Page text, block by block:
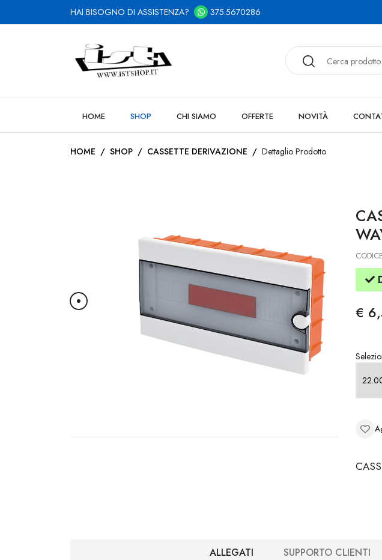
HAI BISOGNO DI ASSISTENZA? 375.5670286
HOME SHOP CHI SIAMO OFFERTE NOVITÀ
HOME / SHOP / CASSETTE DERIVAZIONE / Dettaglio Prodotto
€
ALLEGATI SUPPORTO CLIENTI